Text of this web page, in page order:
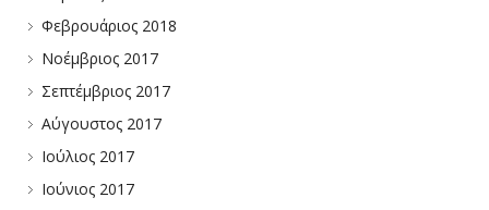
Φεβρουάριος 2018
Νοέμβριος 2017
Σεπτέμβριος 2017
Αύγουστος 2017
Ιούλιος 2017
Ιούνιος 2017